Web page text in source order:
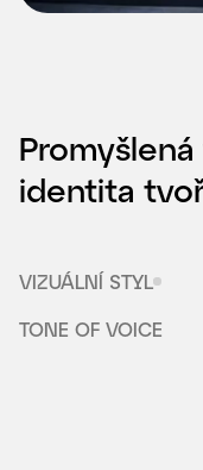
identita
VIZUÁLNÍ STYL
TONE OF VOICE